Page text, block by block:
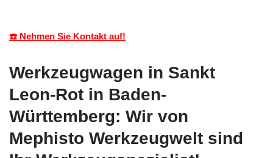
☎️ Nehmen Sie Kontakt auf!
Werkzeugwagen in Sankt
Leon-Rot in Baden-
Württemberg: Wir von
Mephisto Werkzeugwelt sind